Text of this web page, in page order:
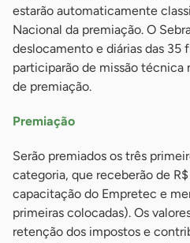
estarão automaticamente
Nacional da premiação. O
deslocamento e diárias das 35
participarão de missão
de premiação.
Premiação
Serão premiados os três
categoria, que receberão de
capacitação do Empretec e
primeiras colocadas). Os
retenção dos impostos e